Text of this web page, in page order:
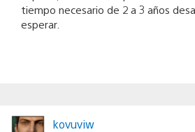
tiempo necesario de 2 a 3 años
esperar.
kovuviw